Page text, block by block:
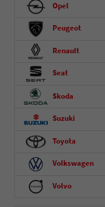
Opel
Peugeot
Renault
Seat
Skoda
Suzuki
Toyota
Volkswagen
Volvo